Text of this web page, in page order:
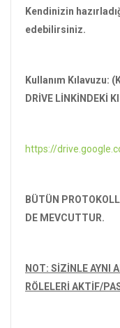
Kendinizin
edebilirsiniz.
Kullanım Kılavuzu:
DRİVE LİNKİNDEKİ
https://
BÜTÜN
DE MEVCUTTUR.
NOT: SİZİNLE AYNI
RÖLELERİ AKTİF/